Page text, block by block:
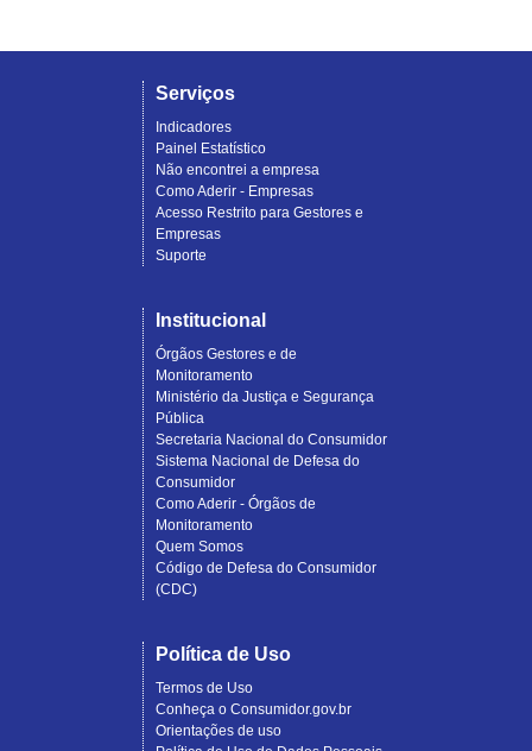
Serviços
Indicadores
Painel Estatístico
Não encontrei a empresa
Como Aderir - Empresas
Acesso Restrito para Gestores e
Empresas
Suporte
Institucional
Órgãos Gestores e de
Monitoramento
Ministério da Justiça e Segurança
Pública
Secretaria Nacional do Consumidor
Sistema Nacional de Defesa do
Consumidor
Como Aderir - Órgãos de
Monitoramento
Quem Somos
Código de Defesa do Consumidor
(CDC)
Política de Uso
Termos de Uso
Conheça o Consumidor.gov.br
Orientações de uso